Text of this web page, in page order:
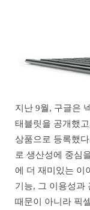
지난 9월, 구글은
태블릿을 공개했
상품으로 등록했
로 생산성에 중심
에 더 재미있는 이
기능, 그 이용성과
때문이 아니라 픽